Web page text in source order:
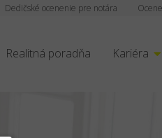
Dedičské ocenenie pre notára
Realitná poradňa Kariéra